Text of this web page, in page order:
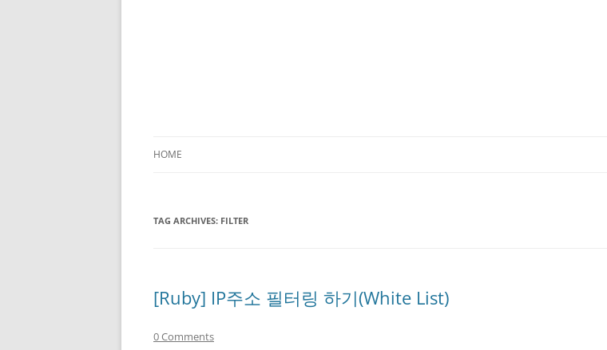
HOME
TAG ARCHIVES: FILTER
[Ruby] IP주소 필터링 하기(White List)
0 Comments